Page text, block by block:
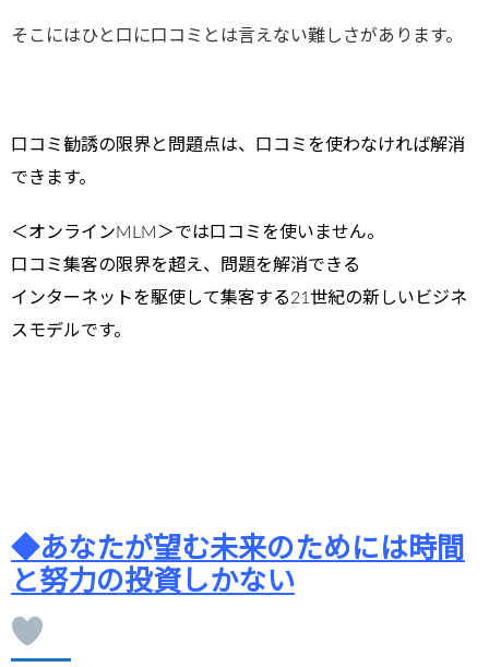
そこにはひと口に口コミとは言えない難しさがあります。
口コミ勧誘の限界と問題点は、口コミを使わなければ解消
できます。
＜オンラインMLM＞では口コミを使いません。
口コミ集客の限界を超え、問題を解消できる
インターネットを駆使して集客する21世紀の新しいビジネ
スモデルです。
◆あなたが望む未来のためには時間
と努力の投資しかない